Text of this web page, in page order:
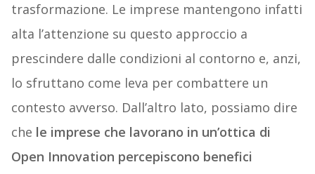
trasformazione. Le imprese mantengono infatti
alta l’attenzione su questo approccio a
prescindere dalle condizioni al contorno e, anzi,
lo sfruttano come leva per combattere un
contesto avverso. Dall’altro lato, possiamo dire
che le imprese che lavorano in un’ottica di
Open Innovation percepiscono benefici